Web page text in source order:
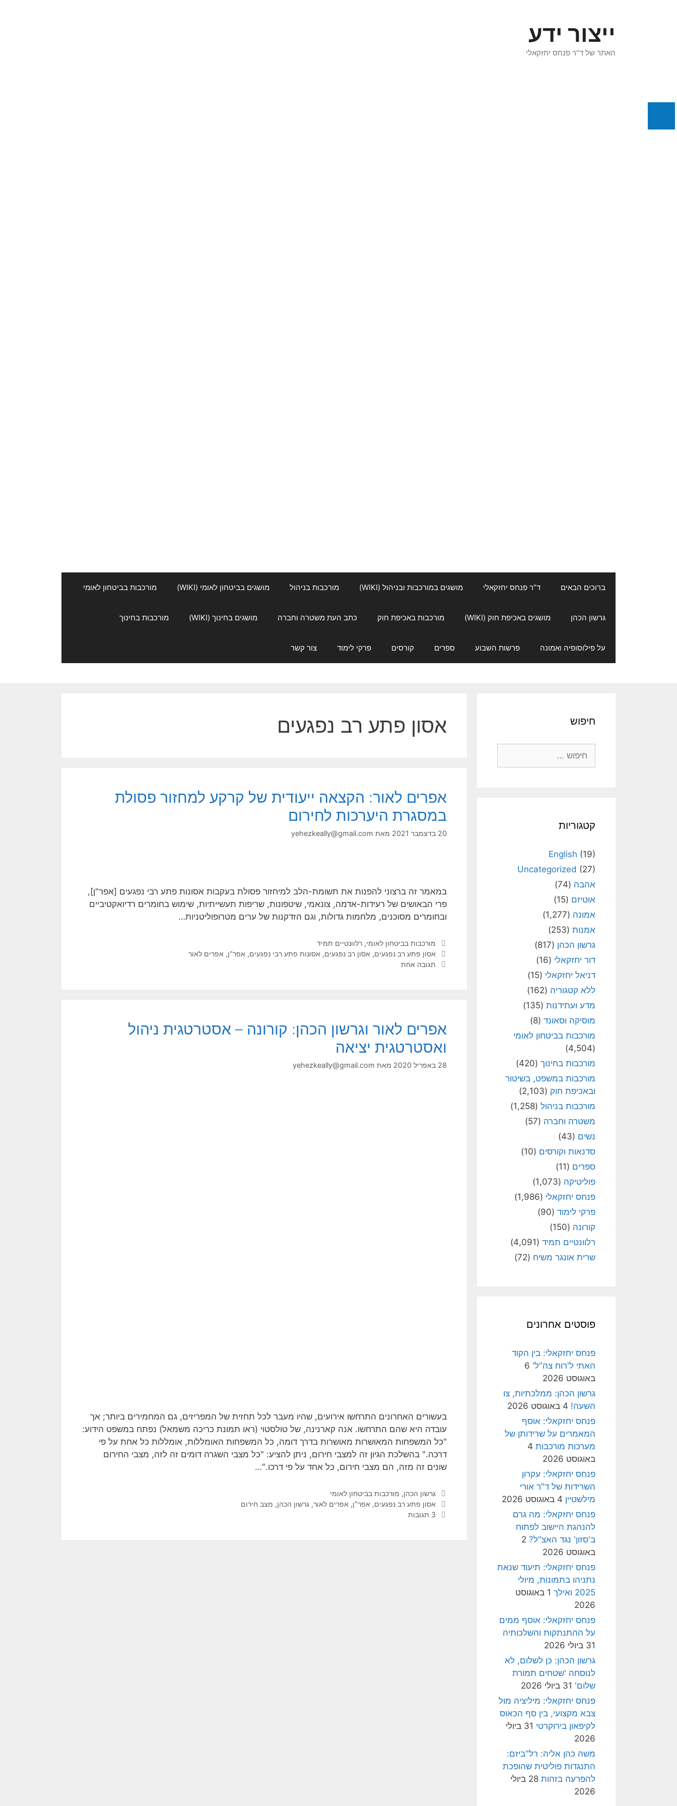
ייצור ידע
האתר של ד"ר פנחס יחזקאלי
ברוכים הבאים ד"ר פנחס יחזקאלי מושגים במורכבות ובניהול (WIKI) מורכבות בניהול מושגים בביטחון לאומי (WIKI) מורכבות בביטחון לאומי
גרשון הכהן מושגים באכיפת חוק (WIKI) מורכבות באכיפת חוק כתב העת משטרה וחברה מושגים בחינוך (WIKI) מורכבות בחינוך
על פילוסופיה ואמונה פרשות השבוע ספרים קורסים פרקי לימוד צור קשר
אסון פתע רב נפגעים
אפרים לאור: הקצאה ייעודית של קרקע למחזור פסולת
במסגרת היערכות לחירום
20 בדצמבר 2021 מאת yehezkeally@gmail.com
במאמר זה ברצוני להפנות את תשומת-הלב למיחזור פסולת בעקבות אסונות פתע רבי נפגעים [אפר"ן],
פרי הבאושים של רעידות-אדמה, צונאמי, שיטפונות, שריפות תעשייתיות, שימוש בחומרים רדיואקטיביים
ובחומרים מסוכנים, מלחמות גדולות, וגם הזדקנות של ערים מטרופוליטניות…
קטגוריות
מורכבות בביטחון לאומי, רלוונטיים תמיד
תגיות
אסון פתע רב נפגעים, אסון רב נפגעים, אסונות פתע רבי נפגעים, אפר"ן, אפרים לאור
תגובה אחת
אפרים לאור וגרשון הכהן: קורונה – אסטרטגית ניהול
ואסטרטגית יציאה
28 באפריל 2020 מאת yehezkeally@gmail.com
בעשורים האחרונים התרחשו אירועים, שהיו מעבר לכל תחזית של המפריזים, גם המחמירים ביותר; אך
עובדה היא שהם התרחשו. אנה קארנינה, של טולסטוי (ראו תמונת כריכה משמאל) נפתח במשפט הידוע:
"כל המשפחות המאושרות מאושרות בדרך דומה, כל המשפחות האומללות, אומללות כל אחת על פי
דרכה." בהשלכת הגיון זה למצבי חירום, ניתן להציע: "כל מצבי השגרה דומים זה לזה, מצבי החירום
שונים זה מזה, הם מצבי חירום, כל אחד על פי דרכו."…
קטגוריות
גרשון הכהן, מורכבות בביטחון לאומי
תגיות
אסון פתע רב נפגעים, אפר"ן, אפרים לאור, גרשון הכהן, מצב חירום
3 תגובות
חיפוש
קטגוריות
English (19)
Uncategorized (27)
אהבה (74)
אוטיזם (15)
אמונה (1,277)
אמנות (253)
גרשון הכהן (817)
דור יחזקאלי (16)
דניאל יחזקאלי (15)
ללא קטגוריה (162)
מדע ועתידנות (135)
מוסיקה וסאונד (8)
מורכבות בביטחון לאומי
(4,504)
מורכבות בחינוך (420)
מורכבות במשפט, בשיטור
ובאכיפת חוק (2,103)
מורכבות בניהול (1,258)
משטרה וחברה (57)
נשים (43)
סדנאות וקורסים (10)
ספרים (11)
פוליטיקה (1,073)
פנחס יחזקאלי (1,986)
פרקי לימוד (90)
קורונה (150)
רלוונטיים תמיד (4,091)
שרית אונגר משיח (72)
פוסטים אחרונים
פנחס יחזקאלי: בין הקוד
האתי ל'רוח צה"ל' 6
באוגוסט 2026
גרשון הכהן: ממלכתיות, צו
השעה! 4 באוגוסט 2026
פנחס יחזקאלי: אוסף
המאמרים על שרידותן של
מערכות מורכבות 4
באוגוסט 2026
פנחס יחזקאלי: עקרון
השרידות של ד"ר אורי
מילשטיין 4 באוגוסט 2026
פנחס יחזקאלי: מה גרם
להנהגת היישוב לפתוח
ב'סזון' נגד האצ"ל? 2
באוגוסט 2026
פנחס יחזקאלי: תיעוד שנאת
נתניהו בתמונות, מיולי
2025 ואילך
1 באוגוסט
2026
פנחס יחזקאלי: אוסף ממים
על ההתנתקות והשלכותיה
31 ביולי 2026
גרשון הכהן: כן לשלום, לא
לנוסחה 'שטחים תמורת
שלום' 31 ביולי 2026
פנחס יחזקאלי: מיליציה מול
צבא מקצועי, בין סף הכאוס
לקיפאון בירוקרטי
31 ביולי
2026
משה כהן אליה: רל"ביזם:
התנגדות פוליטית שהופכת
להפרעה בזהות
28 ביולי
2026